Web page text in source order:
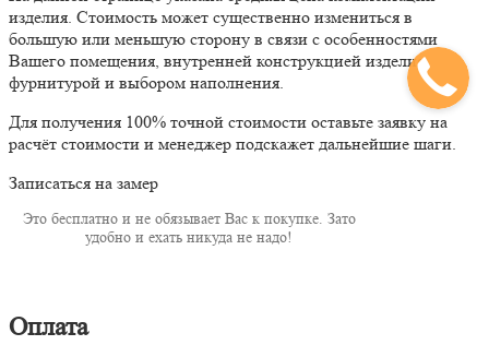
изделия. Стоимость может существенно измениться в
большую или меньшую сторону в связи с особенностями
Вашего помещения, внутренней конструкцией изделия,
фурнитурой и выбором наполнения.
Для получения 100% точной стоимости оставьте заявку на
расчёт стоимости и менеджер подскажет дальнейшие шаги.
Записаться на замер
Это бесплатно и не обязывает Вас к покупке. Зато
удобно и ехать никуда не надо!
Оплата